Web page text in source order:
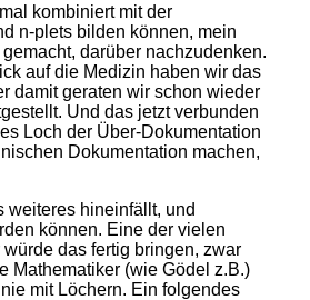
kombiniert mit der
n-plets bilden können, mein
darüber nachzudenken.
auf die Medizin haben wir das
damit geraten wir schon wieder
Und das jetzt verbunden
Loch der Über-Dokumentation
Dokumentation machen,
weiteres hineinfällt, und
können. Eine der vielen
das fertig bringen, zwar
Mathematiker (wie Gödel z.B.)
mit Löchern. Ein folgendes